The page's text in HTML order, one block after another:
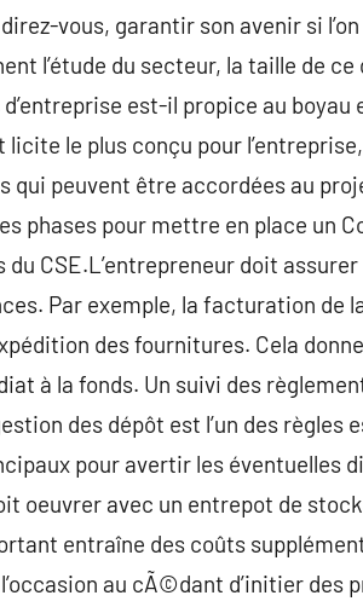
vous, garantir son avenir si
l’étude du secteur, la taille de
est-il propice au
licite le plus conçu pour
qui peuvent être accordées au
phases pour mettre en place un
du CSE.L’entrepreneur doit
Par exemple, la facturation de
des fournitures. Cela
à la fonds. Un suivi des
des dépôt est l’un des règles
pour avertir les éventuelles
oeuvrer avec un entrepot de
entraîne des coûts
au cÃ©dant d’initier des